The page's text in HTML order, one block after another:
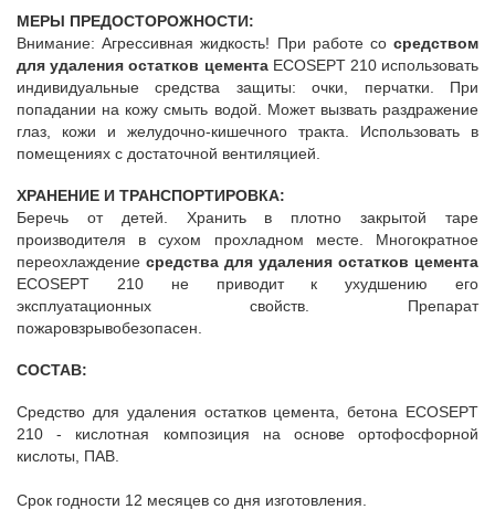
МЕРЫ ПРЕДОСТОРОЖНОСТИ:
Внимание: Агрессивная жидкость! При работе со средством
для удаления остатков цементаECOSEPT 210 использовать
индивидуальные средства защиты: очки, перчатки. При
попадании на кожу смыть водой. Может вызвать раздражение
глаз, кожи и желудочно-кишечного тракта. Использовать в
помещениях с достаточной вентиляцией.
ХРАНЕНИЕ И ТРАНСПОРТИРОВКА:
Беречь от детей. Хранить в плотно закрытой таре
производителя в сухом прохладном месте. Многократное
переохлаждение средства для удаления остатков цемента
ECOSEPT 210 не приводит к ухудшению его
эксплуатационных свойств. Препарат
пожаровзрывобезопасен.
СОСТАВ:
Средство для удаления остатков цемента, бетона ECOSEPT
210 - кислотная композиция на основе ортофосфорной
кислоты, ПАВ.
Срок годности 12 месяцев со дня изготовления.